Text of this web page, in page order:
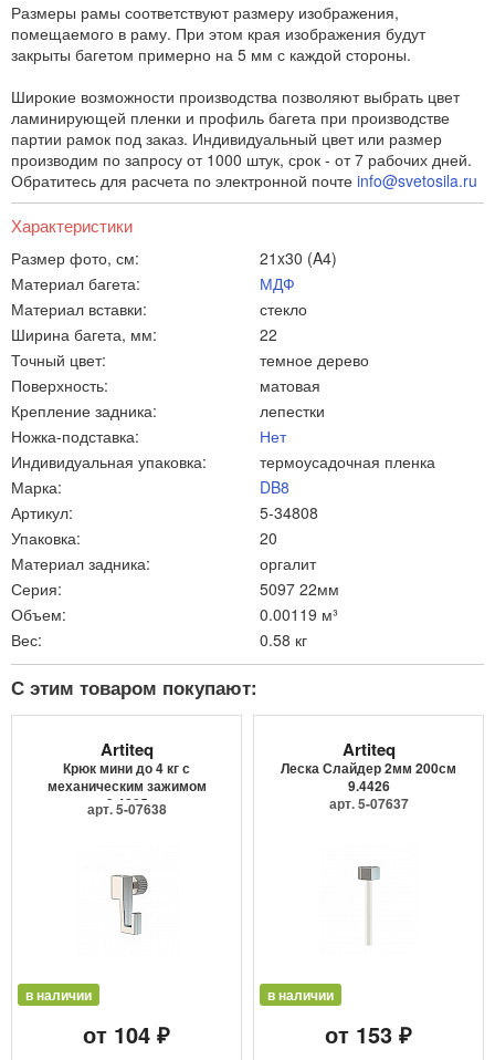
Размеры рамы соответствуют размеру изображения,
помещаемого в раму. При этом края изображения будут
закрыты багетом примерно на 5 мм с каждой стороны.
Широкие возможности производства позволяют выбрать цвет
ламинирующей пленки и профиль багета при производстве
партии рамок под заказ. Индивидуальный цвет или размер
производим по запросу от 1000 штук, срок - от 7 рабочих дней.
Обратитесь для расчета по электронной почте info@svetosila.ru
Характеристики
Размер фото, см:
21x30 (A4)
Материал багета:
МДФ
Материал вставки:
стекло
Ширина багета, мм:
22
Точный цвет:
темное дерево
Поверхность:
матовая
Крепление задника:
лепестки
Ножка-подставка:
Нет
Индивидуальная упаковка:
термоусадочная пленка
Марка:
DB8
Артикул:
5-34808
Упаковка:
20
Материал задника:
оргалит
Серия:
5097 22мм
Объем:
0.00119 м³
Вес:
0.58 кг
С этим товаром покупают:
Artiteq
Крюк мини до 4 кг с
механическим зажимом
9.4205
арт. 5-07638
в наличии
от 104 ₽
Artiteq
Леска Слайдер 2мм 200см
9.4426
арт. 5-07637
в наличии
от 153 ₽